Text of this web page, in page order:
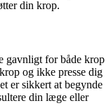
din krop.
gavnligt for både krop
og ikke presse dig
er sikkert at begynde
din læge eller